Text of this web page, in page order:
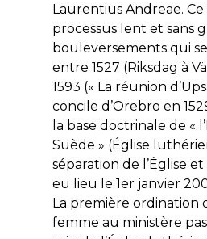
Laurentius Andreae.
processus lent et sans
bouleversements qui
entre 1527 (Riksdag à
1593 (« La réunion
concile d’Örebro en
la base doctrinale de «
Suède » (Église
séparation de l’Église et
eu lieu le 1er janvier
La première ordination
femme au ministère